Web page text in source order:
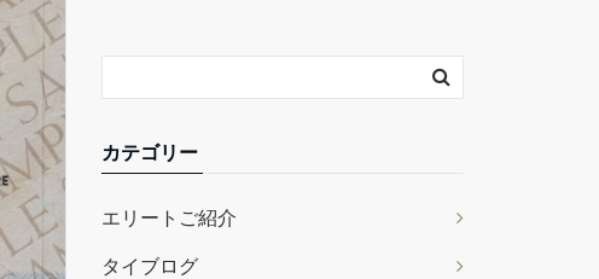
カテゴリー
エリートご紹介
タイブログ